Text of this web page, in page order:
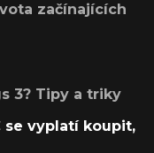
začínajících
3? Tipy a triky
se vyplatí koupit,